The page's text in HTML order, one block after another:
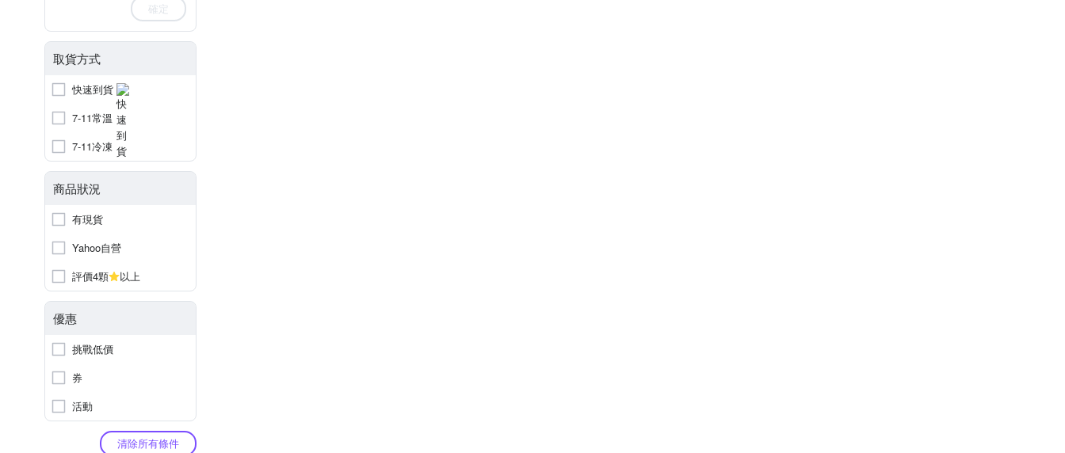
確定
取貨方式
快速到貨
7-11常溫
7-11冷凍
商品狀況
有現貨
Yahoo自營
評價4顆
以上
優惠
挑戰低價
券
活動
清除所有條件